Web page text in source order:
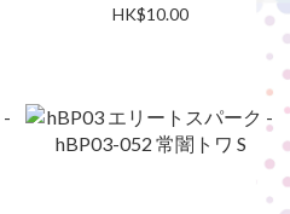
HK$10.00